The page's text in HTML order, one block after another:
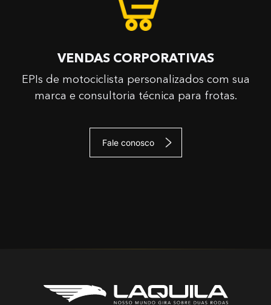
VENDAS CORPORATIVAS
EPIs de motociclista personalizados com sua
marca e consultoria técnica para frotas.
Fale conosco